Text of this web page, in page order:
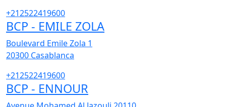
+212522419600
BCP - EMILE ZOLA
Boulevard Emile Zola 1
20300 Casablanca
+212522419600
BCP - ENNOUR